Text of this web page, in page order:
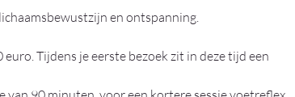
en ontspanning.
Tijdens je eerste bezoek zit in deze tijd een